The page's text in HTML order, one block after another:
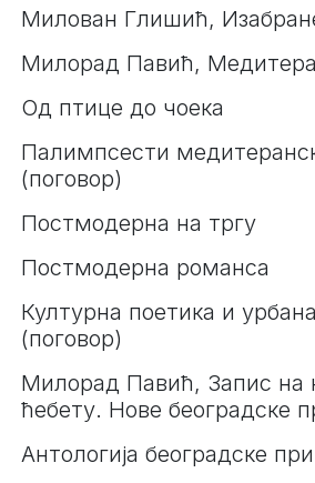
Милован Глишић,
Милорад Павић,
Од птице до чоека
Палимпсести
(поговор)
Постмодерна на тргу
Постмодерна романса
Културна поетика и
(поговор)
Милорад Павић, Запис на
ћебету. Нове београдске
Антологија београдске